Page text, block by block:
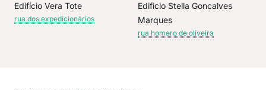
Edifício Vera Tote
rua dos expedicionários
Edificio Stella Goncalves
Marques
rua homero de oliveira